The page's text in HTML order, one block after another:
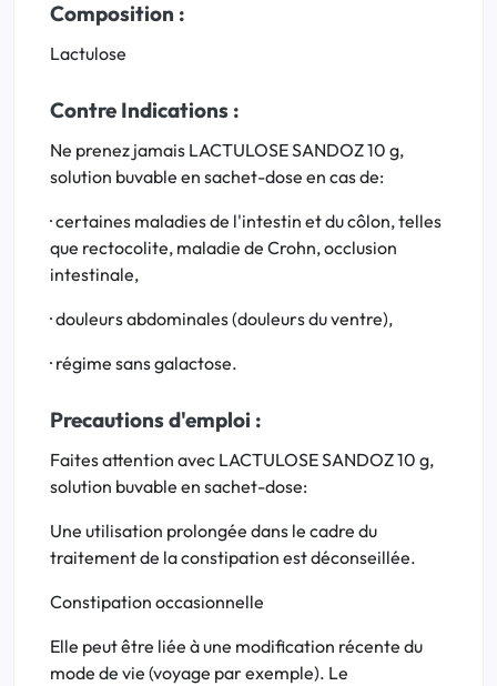
Composition :
Lactulose
Contre Indications :
Ne prenez jamais LACTULOSE SANDOZ 10 g,
solution buvable en sachet-dose en cas de:
· certaines maladies de l'intestin et du côlon, telles
que rectocolite, maladie de Crohn, occlusion
intestinale,
· douleurs abdominales (douleurs du ventre),
· régime sans galactose.
Precautions d'emploi :
Faites attention avec LACTULOSE SANDOZ 10 g,
solution buvable en sachet-dose:
Une utilisation prolongée dans le cadre du
traitement de la constipation est déconseillée.
Constipation occasionnelle
Elle peut être liée à une modification récente du
mode de vie (voyage par exemple). Le